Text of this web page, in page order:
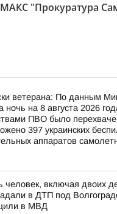
"Прокуратура
ветерана: По данным
ночь на 8 августа 2026
ПВО было
397 украинских
аппаратов
человек, включая двоих
в ДТП под
в МВД